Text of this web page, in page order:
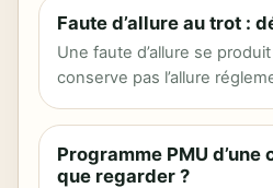
Faute d’allure au trot :
Une faute d’allure se
conserve pas l’allure
Programme PMU
que regarder ?